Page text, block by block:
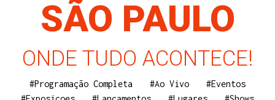
SÃO PAULO
ONDE TUDO ACONTECE!
#Programação Completa #Ao Vivo
#Eventos